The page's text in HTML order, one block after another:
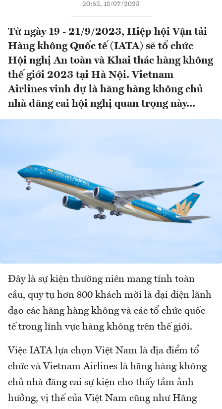
20:52, 18/07/2023
Từ ngày 19 - 21/9/2023, Hiệp hội Vận tải
Hàng không Quốc tế (IATA) sẽ tổ chức
Hội nghị An toàn và Khai thác hàng không
thế giới 2023 tại Hà Nội. Vietnam
Airlines vinh dự là hãng hàng không chủ
nhà đăng cai hội nghị quan trọng này...
Đây là sự kiện thường niên mang tính toàn
cầu, quy tụ hơn 800 khách mời là đại diện lãnh
đạo các hãng hàng không và các tổ chức quốc
tế trong lĩnh vực hàng không trên thế giới.
Việc IATA lựa chọn Việt Nam là địa điểm tổ
chức và Vietnam Airlines là hãng hàng không
chủ nhà đăng cai sự kiện cho thấy tầm ảnh
hưởng, vị thế của Việt Nam cũng như Hãng